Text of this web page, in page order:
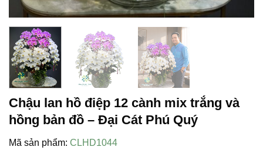
Chậu lan hồ điệp 12 cành mix trắng và
hồng bản đồ – Đại Cát Phú Quý
Mã sản phẩm: CLHD1044